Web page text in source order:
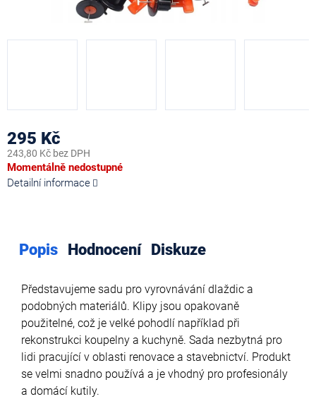
295 Kč
243,80 Kč bez DPH
Měrná
cena:
Momentálně nedostupné
Detailní informace
Popis Hodnocení Diskuze
Představujeme sadu pro vyrovnávání dlaždic a
podobných materiálů. Klipy jsou opakovaně
použitelné, což je velké pohodlí například při
rekonstrukci koupelny a kuchyně. Sada nezbytná pro
lidi pracující v oblasti renovace a stavebnictví. Produkt
se velmi snadno používá a je vhodný pro profesionály
a domácí kutily.